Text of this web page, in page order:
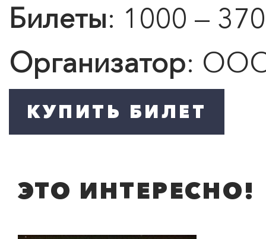
Билеты: 1000 —
Организатор: ООО
ЭТО ИНТЕРЕСНО!